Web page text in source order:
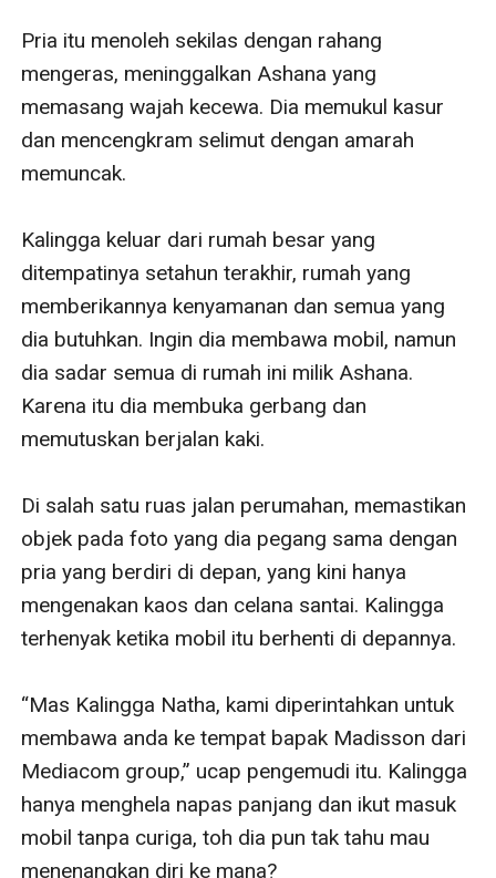
Pria itu menoleh sekilas dengan rahang
mengeras, meninggalkan Ashana yang
memasang wajah kecewa. Dia memukul kasur
dan mencengkram selimut dengan amarah
memuncak.
Kalingga keluar dari rumah besar yang
ditempatinya setahun terakhir, rumah yang
memberikannya kenyamanan dan semua yang
dia butuhkan. Ingin dia membawa mobil, namun
dia sadar semua di rumah ini milik Ashana.
Karena itu dia membuka gerbang dan
memutuskan berjalan kaki.
Di salah satu ruas jalan perumahan, memastikan
objek pada foto yang dia pegang sama dengan
pria yang berdiri di depan, yang kini hanya
mengenakan kaos dan celana santai. Kalingga
terhenyak ketika mobil itu berhenti di depannya.
“Mas Kalingga Natha, kami diperintahkan untuk
membawa anda ke tempat bapak Madisson dari
Mediacom group,” ucap pengemudi itu. Kalingga
hanya menghela napas panjang dan ikut masuk
mobil tanpa curiga, toh dia pun tak tahu mau
menenangkan diri ke mana?